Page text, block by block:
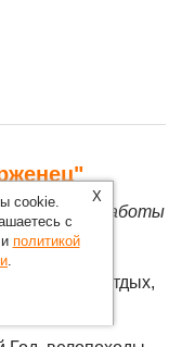
, стаж работы
отдых,
аренда
X
cookie.
с
политикой
.